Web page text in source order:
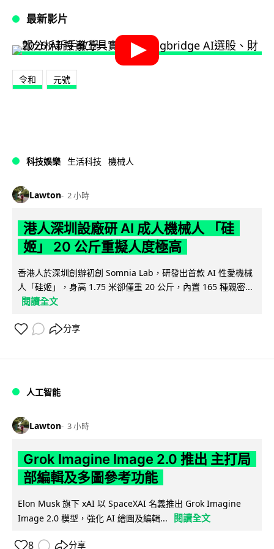
最新影片
令和 元號
科技娛樂 生活科技 機械人
Lawton 2 小時
港人深圳設廠研 AI 成人機械人 「硅
姬」 20 公斤重擬人度極高
香港人於深圳創辦初創 Somnia Lab，研發出首款 AI 性愛機械
人「硅姬」，身高 1.75 米卻僅重 20 公斤，內置 165 種親密...
閱讀全文
分享
人工智能
Lawton 3 小時
Grok Imagine Image 2.0 推出 主打局
部編輯及多圖參考功能
Elon Musk 旗下 xAI 以 SpaceXAI 名義推出 Grok Imagine
Image 2.0 模型，強化 AI 繪圖及編輯...
閱讀全文
8 分享